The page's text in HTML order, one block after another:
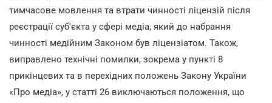
тимчасове мовлення та втрати чинності ліцензій після
реєстрації суб'єкта у сфері медіа, який до набрання
чинності медійним Законом був ліцензіатом. Також,
виправлено технічні помилки, зокрема у пункті 8
прикінцевих та в перехідних положень Закону України
«Про медіа», у статті 26 виключаються положення, що